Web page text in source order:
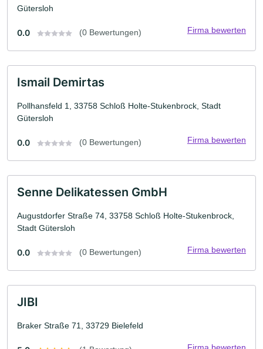
Gütersloh
0.0 (0 Bewertungen) Firma bewerten
Ismail Demirtas
Pollhansfeld 1, 33758 Schloß Holte-Stukenbrock, Stadt
Gütersloh
0.0 (0 Bewertungen) Firma bewerten
Senne Delikatessen GmbH
Augustdorfer Straße 74, 33758 Schloß Holte-Stukenbrock,
Stadt Gütersloh
0.0 (0 Bewertungen) Firma bewerten
JIBI
Braker Straße 71, 33729 Bielefeld